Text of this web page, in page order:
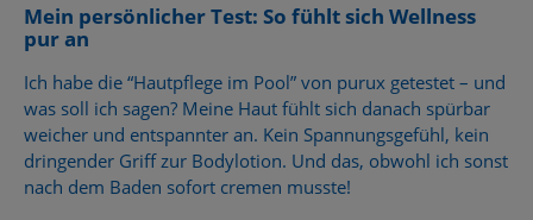
Mein persönlicher Test: So fühlt sich Wellness
pur an
Ich habe die “Hautpflege im Pool” von purux getestet – und
was soll ich sagen? Meine Haut fühlt sich danach spürbar
weicher und entspannter an. Kein Spannungsgefühl, kein
dringender Griff zur Bodylotion. Und das, obwohl ich sonst
nach dem Baden sofort cremen musste!